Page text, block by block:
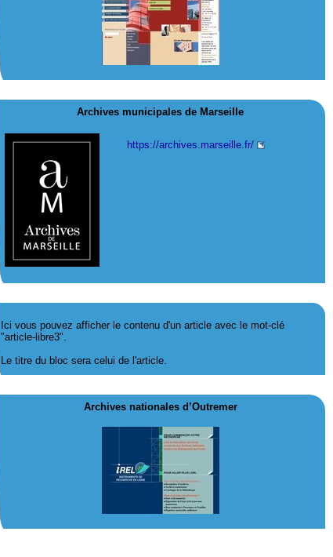
Archives municipales de Marseille
https://archives.marseille.fr/
Ici vous pouvez afficher le contenu d'un article avec le mot-clé
"article-libre3".
Le titre du bloc sera celui de l'article.
Archives nationales d’Outremer